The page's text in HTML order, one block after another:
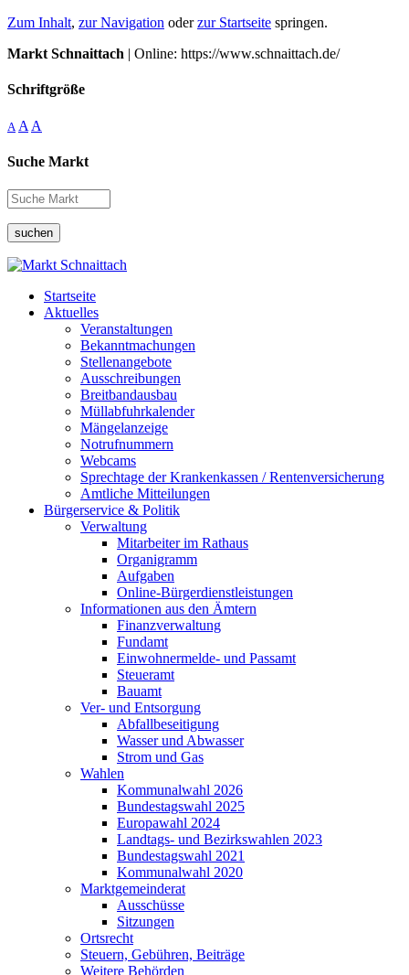
Zum Inhalt, zur Navigation oderzur Startseite springen.
Markt Schnaittach | Online: https://www.schnaittach.de/
Schriftgröße
A A A
Suche Markt
suchen
Startseite
Aktuelles
Veranstaltungen
Bekanntmachungen
Stellenangebote
Ausschreibungen
Breitbandausbau
Müllabfuhrkalender
Mängelanzeige
Notrufnummern
Webcams
Sprechtage der Krankenkassen / Rentenversicherung
Amtliche Mitteilungen
Bürgerservice & Politik
Verwaltung
Mitarbeiter im Rathaus
Organigramm
Aufgaben
Online-Bürgerdienstleistungen
Informationen aus den Ämtern
Finanzverwaltung
Fundamt
Einwohnermelde- und Passamt
Steueramt
Bauamt
Ver- und Entsorgung
Abfallbeseitigung
Wasser und Abwasser
Strom und Gas
Wahlen
Kommunalwahl 2026
Bundestagswahl 2025
Europawahl 2024
Landtags- und Bezirkswahlen 2023
Bundestagswahl 2021
Kommunalwahl 2020
Marktgemeinderat
Ausschüsse
Sitzungen
Ortsrecht
Steuern, Gebühren, Beiträge
Weitere Behörden